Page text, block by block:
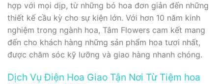
hợp với mọi dịp, từ những bó hoa đơn giản đến những
thiết kế cầu kỳ cho sự kiện lớn. Với hơn 10 năm kinh
nghiệm trong ngành hoa, Tâm Flowers cam kết mang
đến cho khách hàng những sản phẩm hoa tươi nhất,
được chăm sóc kỹ lưỡng và giao hàng nhanh chóng.
Dịch Vụ Điện Hoa Giao Tận Nơi Từ Tiệm hoa